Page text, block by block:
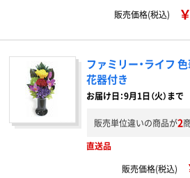
販売価格(税込)
ファミリー・ライフ
花器付き
お届け日：9月1日（火）まで
販売単位違いの商品が2
直送品
販売価格(税込)